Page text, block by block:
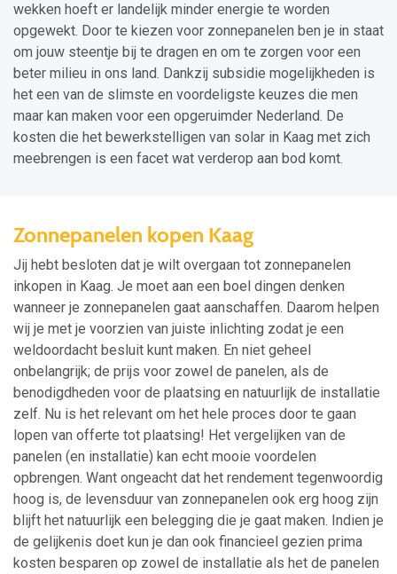
wekken hoeft er landelijk minder energie te worden
opgewekt. Door te kiezen voor zonnepanelen ben je in staat
om jouw steentje bij te dragen en om te zorgen voor een
beter milieu in ons land. Dankzij subsidie mogelijkheden is
het een van de slimste en voordeligste keuzes die men
maar kan maken voor een opgeruimder Nederland. De
kosten die het bewerkstelligen van solar in Kaag met zich
meebrengen is een facet wat verderop aan bod komt.
Zonnepanelen kopen Kaag
Jij hebt besloten dat je wilt overgaan tot zonnepanelen
inkopen in Kaag. Je moet aan een boel dingen denken
wanneer je zonnepanelen gaat aanschaffen. Daarom helpen
wij je met je voorzien van juiste inlichting zodat je een
weldoordacht besluit kunt maken. En niet geheel
onbelangrijk; de prijs voor zowel de panelen, als de
benodigdheden voor de plaatsing en natuurlijk de installatie
zelf. Nu is het relevant om het hele proces door te gaan
lopen van offerte tot plaatsing! Het vergelijken van de
panelen (en installatie) kan echt mooie voordelen
opbrengen. Want ongeacht dat het rendement tegenwoordig
hoog is, de levensduur van zonnepanelen ook erg hoog zijn
blijft het natuurlijk een belegging die je gaat maken. Indien je
de gelijkenis doet kun je dan ook financieel gezien prima
kosten besparen op zowel de installatie als het de panelen